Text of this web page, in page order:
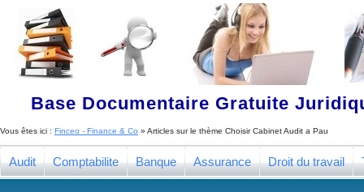
Base Documentaire Gratuite
Vous êtes ici : Finceo - Finance & Co » Articles sur le thème Choisir Cabinet Audit a Pau
Audit Comptabilite Banque Assurance Droit du travail